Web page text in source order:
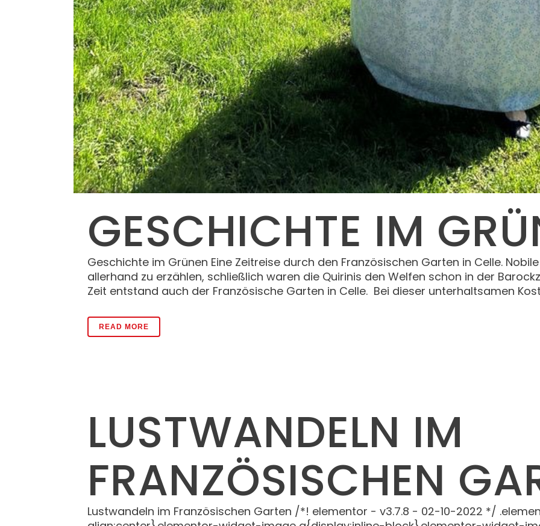
GESCHICHTE IM
Geschichte im Grünen Eine Zeitreise durch den Französischen Garten in Celle.
allerhand zu erzählen, schließlich waren die Quirinis den Welfen schon in der
Zeit entstand auch der Französische Garten in Celle. Bei dieser unterhaltsamen
READ MORE
LUSTWANDELN IM
FRANZÖSISCHEN
Lustwandeln im Französischen Garten /*! elementor - v3.7.8 - 02-10-2022 */